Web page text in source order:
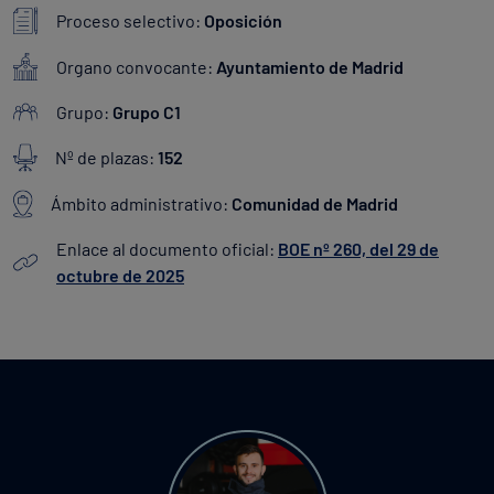
Proceso selectivo: Oposición
Organo convocante: Ayuntamiento de Madrid
Grupo: Grupo C1
Nº de plazas: 152
Ámbito administrativo: Comunidad de Madrid
Enlace al documento oficial: BOE nº 260, del 29 de
octubre de 2025